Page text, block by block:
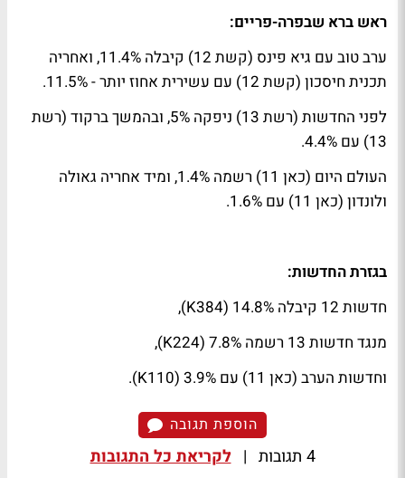
ראש ברא שבפרה-פריים:
ערב טוב עם גיא פינס (קשת 12) קיבלה 11.4%, ואחריה
תכנית חיסכון (קשת 12) עם עשירית אחוז יותר - 11.5%.
לפני החדשות (רשת 13) ניפקה 5%, ובהמשך ברקוד (רשת
13) עם 4.4%.
העולם היום (כאן 11) רשמה 1.4%, ומיד אחריה גאולה
ולונדון (כאן 11) עם 1.6%.
בגזרת החדשות:
חדשות 12 קיבלה 14.8% (384
K
),
מנגד חדשות 13 רשמה 7.8% (224
K
),
וחדשות הערב (כאן 11) עם 3.9% (110
K
).
הוספת תגובה
4 תגובות | לקריאת כל התגובות